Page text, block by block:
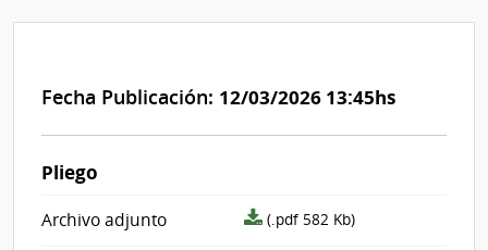
Fecha Publicación: 12/03/2026 13:45hs
Pliego
Archivo adjunto
archivo
(.pdf 582 Kb)